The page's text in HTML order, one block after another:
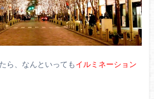
ら、なんといってもイルミネーション